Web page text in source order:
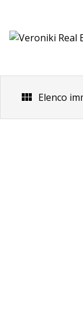
content
Elenco